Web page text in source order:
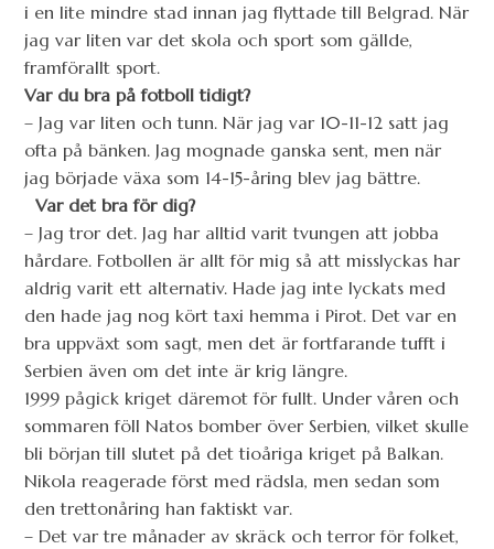
i en lite mindre stad innan jag flyttade till Belgrad. När
jag var liten var det skola och sport som gällde,
framförallt sport.
Var du bra på fotboll tidigt?
– Jag var liten och tunn. När jag var 10-11-12 satt jag
ofta på bänken. Jag mognade ganska sent, men när
jag började växa som 14-15-åring blev jag bättre.
Var det bra för dig?
– Jag tror det. Jag har alltid varit tvungen att jobba
hårdare. Fotbollen är allt för mig så att misslyckas har
aldrig varit ett alternativ. Hade jag inte lyckats med
den hade jag nog kört taxi hemma i Pirot. Det var en
bra uppväxt som sagt, men det är fortfarande tufft i
Serbien även om det inte är krig längre.
1999 pågick kriget däremot för fullt. Under våren och
sommaren föll Natos bomber över Serbien, vilket skulle
bli början till slutet på det tioåriga kriget på Balkan.
Nikola reagerade först med rädsla, men sedan som
den trettonåring han faktiskt var.
– Det var tre månader av skräck och terror för folket,